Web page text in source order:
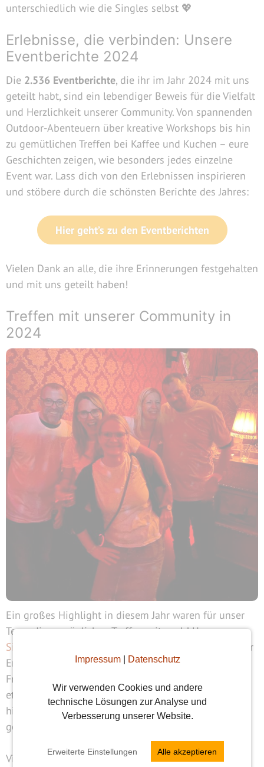
Impressum| Datenschutz
Wir verwenden Cookies und andere
technische Lösungen zur Analyse und
Verbesserung unserer Website.
Erweiterte Einstellungen Alle akzeptieren
unterschiedlich wie die Singles selbst 💖
Erlebnisse, die verbinden: Unsere
Eventberichte 2024
Die 2.536 Eventberichte, die ihr im Jahr 2024 mit uns
geteilt habt, sind ein lebendiger Beweis für die Vielfalt
und Herzlichkeit unserer Community. Von spannenden
Outdoor-Abenteuern über kreative Workshops bis hin
zu gemütlichen Treffen bei Kaffee und Kuchen – eure
Geschichten zeigen, wie besonders jedes einzelne
Event war. Lass dich von den Erlebnissen inspirieren
und stöbere durch die schönsten Berichte des Jahres:
Hier geht’s zu den Eventberichten
Vielen Dank an alle, die ihre Erinnerungen festgehalten
und mit uns geteilt haben!
Treffen mit unserer Community in
2024
Ein großes Highlight in diesem Jahr waren für unser
Team die persönlichen Treffen mit euch! Unsere
Singlepartys in Hamburg
& München waren ein voller
Erfolg – ein Abend voller Lachen, Tanzen und neuer
Freundschaften. Auch die Initiatorentreffen waren
etwas ganz Besonderes. Es war toll, die Menschen
hinter den Events persönlich kennenzulernen und
gemeinsam Ideen für die Zukunft zu entwickeln.
Vielen Dank an dieser Stelle für euer ehrliches und